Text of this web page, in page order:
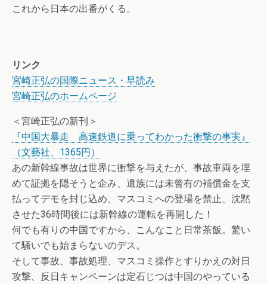
これから日本の出番がくる。
リンク
宮崎正弘の国際ニュース・早読み
宮崎正弘のホームページ
＜宮崎正弘の新刊＞
『中国大暴走 高速鉄道に乗ってわかった衝撃の事実』
（文藝社、1365円）
あの新幹線事故は世界に衝撃を与えたが、事故車両を埋
めて証拠を隠そうと企み、遺族には未曾有の補償金を支
払ってデモを封じ込め、マスコミへの登場を禁止、沈黙
させた36時間後には新幹線の運転を再開した！
何でも有りの中国ですから、こんなこと日常茶飯。驚い
て騒いでも始まらないのデス。
そして事故、事故処理、マスコミ操作とすりかえの対日
攻撃、反日キャンペーンは定石じつは中国のやっている